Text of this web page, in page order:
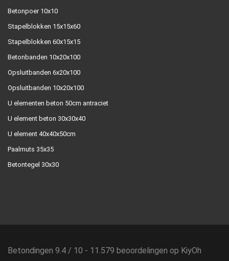
Betonpoer 10x10
Stapelblokken 15x15x60
Stapelblokken 60x15x15
Betonbanden 10x20x100
Opsluitbanden 6x20x100
Opsluitbanden 10x20x100
U elementen beton 50cm antraciet
U element beton 30x30x40
U element 40x40x50cm
Paalmuts 35x35
Betontegel 30x30
Betondingen 9.4 / 10 - 11.579 beoordelingen op KiyOh